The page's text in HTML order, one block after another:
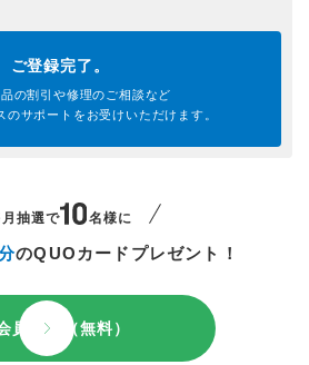
ご登録完了。
の割引や修理のご相談など
のサポートを お受けいただけます。
抽選で 名様に
のQUOカードプレゼント！
員登録（無料）